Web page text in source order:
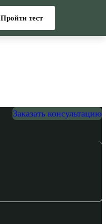
Заказать консультацию
Пройти тест